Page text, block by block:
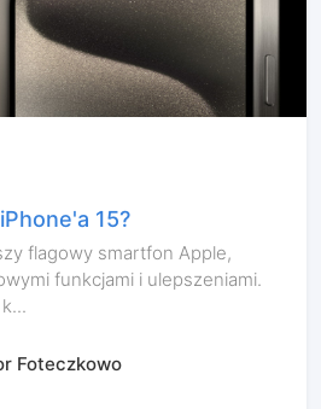
15?
flagowy smartfon Apple,
funkcjami i ulepszeniami.
Foteczkowo